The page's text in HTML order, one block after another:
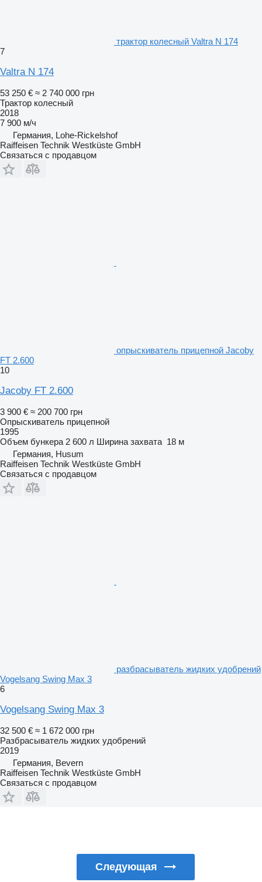
трактор колесный Valtra N 174
7
Valtra N 174
53 250 € ≈ 2 740 000 грн
Трактор колесный
2018
7 900 м/ч
Германия, Lohe-Rickelshof
Raiffeisen Technik Westküste GmbH
Связаться с продавцом
опрыскиватель прицепной Jacoby
FT 2.600
10
Jacoby FT 2.600
3 900 € ≈ 200 700 грн
Опрыскиватель прицепной
1995
Объем бункера 2 600 л Ширина захвата 18 м
Германия, Husum
Raiffeisen Technik Westküste GmbH
Связаться с продавцом
разбрасыватель жидких удобрений
Vogelsang Swing Max 3
6
Vogelsang Swing Max 3
32 500 € ≈ 1 672 000 грн
Разбрасыватель жидких удобрений
2019
Германия, Bevern
Raiffeisen Technik Westküste GmbH
Связаться с продавцом
Следующая